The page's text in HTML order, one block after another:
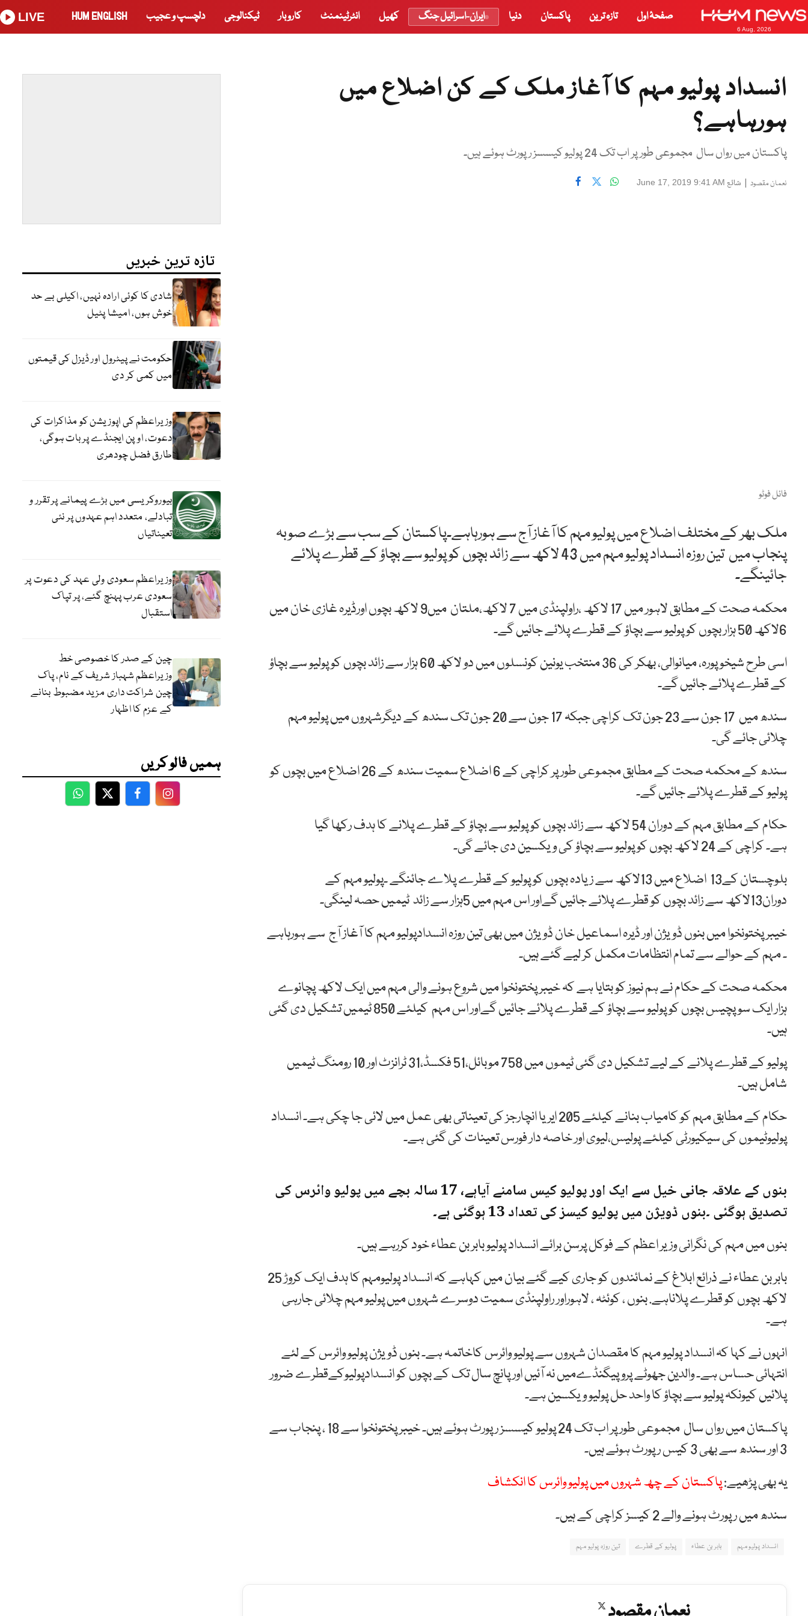
6 Aug, 2026
صفحۂ اول تازہ ترین پاکستان دنیا ایران-اسرائیل جنگ کھیل انٹرٹینمنٹ کاروبار ٹیکنالوجی دلچسپ و عجیب HUM ENGLISH
LIVE
انسداد پولیو مہم کا آغاز ملک کے کن اضلاع میں
ہورہاہے؟
پاکستان میں رواں سال مجموعی طور پر اب تک 24 پولیو کیسسز رپورٹ ہوئے ہیں۔
نعمان مقصود | شائع June 17, 2019 9:41 AM
فائل فوٹو
ملک بھر کے مختلف اضلاع میں پولیو مہم کا آغاز آج سے ہورہاہے۔پاکستان کے سب سے بڑے صوبہ
پنجاب میں تین روزہ انسداد پولیو مہم میں 43 لاکھ سے زائد بچوں کو پولیو سے بچاؤ کے قطرے پلائے
جائینگے۔
محکمہ صحت کے مطابق لاہور میں 17 لاکھ ،راولپنڈی میں 7 لاکھ،ملتان میں9 لاکھ بچوں اورڈیرہ غازی خان میں
6لاکھ 50 ہزار بچوں کو پولیو سے بچاؤ کے قطرے پلائے جائیں گے۔
اسی طرح شیخوپورہ، میانوالی، بھکر کی 36 منتخب یونین کونسلوں میں دو لاکھ 60 ہزار سے زائد بچوں کو پولیو سے بچاؤ
کے قطرے پلائے جائیں گے۔
سندھ میں 17 جون سے 23 جون تک کراچی جبکہ 17 جون سے 20 جون تک سندھ کے دیگرشہروں میں پولیو مہم
چلائی جائے گی۔
سندھ کے محکمہ صحت کے مطابق مجموعی طور پر کراچی کے 6 اضلاع سمیت سندھ کے 26 اضلاع میں بچوں کو
پولیو کے قطرے پلائے جائیں گے۔
حکام کے مطابق مہم کے دوران 54 لاکھ سے زائد بچوں کو پولیو سے بچاؤ کے قطرے پلانے کا ہدف رکھا گیا
ہے۔ کراچی کے 24 لاکھ بچوں کو پولیو سے بچاؤ کی ویکسین دی جائے گی۔
بلوچستان کے13 اضلاع میں 13لاکھ سے زیادہ بچوں کو پولیو کے قطرے پلاے جائنگے ۔پولیو مہم کے
دوران13لاکھ سے زائد بچوں کو قطرے پلائے جائیں گےاور اس مہم میں 5ہزار سے زائد ٹیمیں حصہ لینگی۔
خیبر پختونخوا میں بنوں ڈویژن اور ڈیرہ اسماعیل خان ڈویژن میں بھی تین روزہ انسدادپولیو مہم کا آغاز آج سے ہورہاہے
۔ مہم کے حوالے سے تمام انتظامات مکمل کر لیے گئے ہیں۔
محکمہ صحت کے حکام نے ہم نیوز کو بتایا ہے کہ خیبر پختونخوا میں شروع ہونے والی مہم میں ایک لاکھ پچانوے
ہزار ایک سو پچیس بچوں کو پولیو سے بچاؤ کے قطرے پلائے جائیں گےاور اس مہم کیلئے 850 ٹیمیں تشکیل دی گئی
ہیں۔
پولیو کے قطرے پلانے کے لیے تشکیل دی گئی ٹیموں میں 758 موبائل،51 فکسڈ،31 ٹرانزٹ اور 10 رومنگ ٹیمیں
شامل ہیں۔
حکام کے مطابق مہم کو کامیاب بنانے کیلئے 205 ایریا انچارجز کی تعیناتی بھی عمل میں لائی جا چکی ہے۔ انسداد
پولیوٹیموں کی سیکیورٹی کیلئے پولیس،لیوی اور خاصہ دار فورس تعینات کی گئی ہے۔
بنوں کے علاقہ جانی خیل سے ایک اور پولیو کیس سامنے آیاہے، 17 سالہ بچے میں پولیو وائرس کی
تصدیق ہوگئی ۔بنوں ڈویژن میں پولیو کیسز کی تعداد 13 ہوگئی ہے۔
بنوں میں مہم کی نگرانی وزیر اعظم کے فوکل پرسن برائے انسداد پولیو بابر بن عطاء خود کررہے ہیں۔
بابر بن عطاء نے ذرائع ابلاغ کے نمائندوں کو جاری کیے گئے بیان میں کہاہے کہ انسداد پولیومہم کا ہدف ایک کروڑ 25
لاکھ بچوں کو قطرے پلاناہے. بنوں ، کوئٹہ ، لاہوراور راولپنڈی سمیت دوسرے شہروں میں پولیو مہم چلائی جارہی
ہے۔
انہوں نے کہا کہ انسداد پولیو مہم کا مقصدان شہروں سے پولیو وائرس کاخاتمہ ہے۔ بنوں ڈویژن پولیو وائرس کے لئے
انتہائی حساس ہے۔ والدین جھوٹے پروپیگنڈےمیں نہ آئیں اورپانچ سال تک کے بچوں کو انسدادپولیوکےقطرے ضرور
پلائیں کیونکہ پولیو سے بچاؤ کا واحد حل پولیو ویکسین ہے۔
پاکستان میں رواں سال مجموعی طور پر اب تک 24 پولیو کیسسز رپورٹ ہوئے ہیں۔ خیبرپختونخوا سے 18 ، پنجاب سے
3 اور سندھ سے بھی 3 کیس رپورٹ ہوئے ہیں۔
یہ بھی پڑھیے:پاکستان کے چھ شہروں میں پولیو وائرس کا انکشاف
سندھ میں رپورٹ ہونے والے 2 کیسز کراچی کے ہیں۔
انسداد پولیو مہم بابر بن عطاء پولیو کے قطرے تین روزہ پولیو مہم
تازہ ترین خبریں
شادی کا کوئی ارادہ نہیں، اکیلی بے حد
خوش ہوں، امیشا پٹیل
حکومت نے پیٹرول اور ڈیزل کی قیمتوں
میں کمی کر دی
وزیراعظم کی اپوزیشن کو مذاکرات کی
دعوت، اوپن ایجنڈے پر بات ہوگی،
طارق فضل چودھری
بیوروکریسی میں بڑے پیمانے پر تقرر و
تبادلے، متعدد اہم عہدوں پر نئی
تعیناتیاں
وزیراعظم سعودی ولی عہد کی دعوت پر
سعودی عرب پہنچ گئے، پر تپاک
استقبال
چین کے صدر کا خصوصی خط
وزیراعظم شہباز شریف کے نام، پاک
چین شراکت داری مزید مضبوط بنانے
کے عزم کا اظہار
ہمیں فالو کریں
WhatsApp
TwitterFacebookFacebook